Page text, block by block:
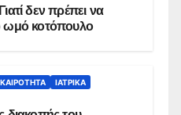
δεν πρέπει να
ωμό κοτόπουλο
ΙΑΤΡΙΚΆ